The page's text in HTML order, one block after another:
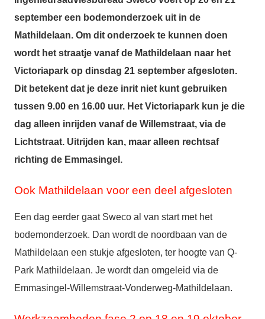
september een bodemonderzoek uit in de
Mathildelaan. Om dit onderzoek te kunnen doen
wordt het straatje vanaf de Mathildelaan naar het
Victoriapark op dinsdag 21 september afgesloten.
Dit betekent dat je deze inrit niet kunt gebruiken
tussen 9.00 en 16.00 uur. Het Victoriapark kun je die
dag alleen inrijden vanaf de Willemstraat, via de
Lichtstraat. Uitrijden kan, maar alleen rechtsaf
richting de Emmasingel.
Ook Mathildelaan voor een deel afgesloten
Een dag eerder gaat Sweco al van start met het
bodemonderzoek. Dan wordt de noordbaan van de
Mathildelaan een stukje afgesloten, ter hoogte van Q-
Park Mathildelaan. Je wordt dan omgeleid via de
Emmasingel-Willemstraat-Vonderweg-Mathildelaan.